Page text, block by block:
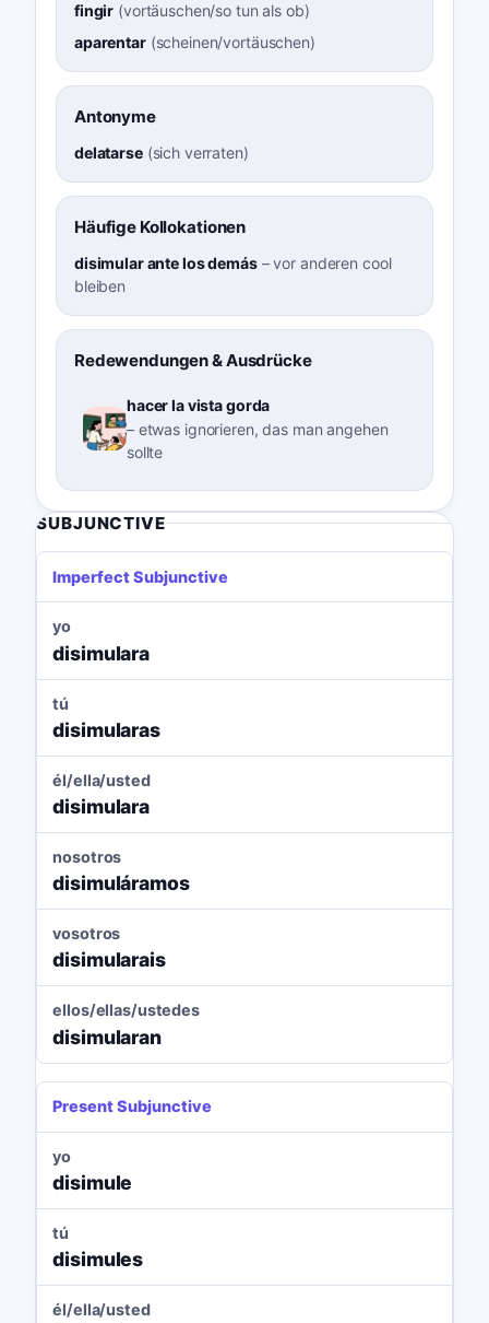
fingir (vortäuschen/so tun als ob)
aparentar(scheinen/vortäuschen)
Antonyme
delatarse(sich verraten)
Häufige Kollokationen
disimular ante los demás–vor anderen cool
bleiben
Redewendungen & Ausdrücke
hacer la vista gorda
– etwas ignorieren, das man angehen
sollte
SUBJUNCTIVE
Imperfect Subjunctive
yo
disimulara
tú
disimularas
él/ella/usted
disimulara
nosotros
disimuláramos
vosotros
disimularais
ellos/ellas/ustedes
disimularan
Present Subjunctive
yo
disimule
tú
disimules
él/ella/usted